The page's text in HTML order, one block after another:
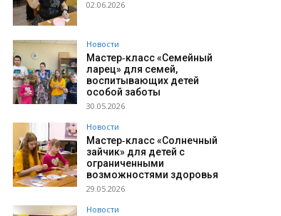
02.06.2026
Новости
Мастер‑класс «Семейный
ларец» для семей,
воспитывающих детей
особой заботы
30.05.2026
Новости
Мастер‑класс «Солнечный
зайчик» для детей с
ограниченными
возможностями здоровья
29.05.2026
Новости